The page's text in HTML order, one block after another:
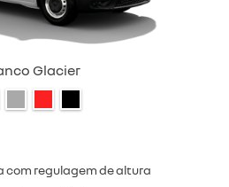
Glacier
com regulagem de altura